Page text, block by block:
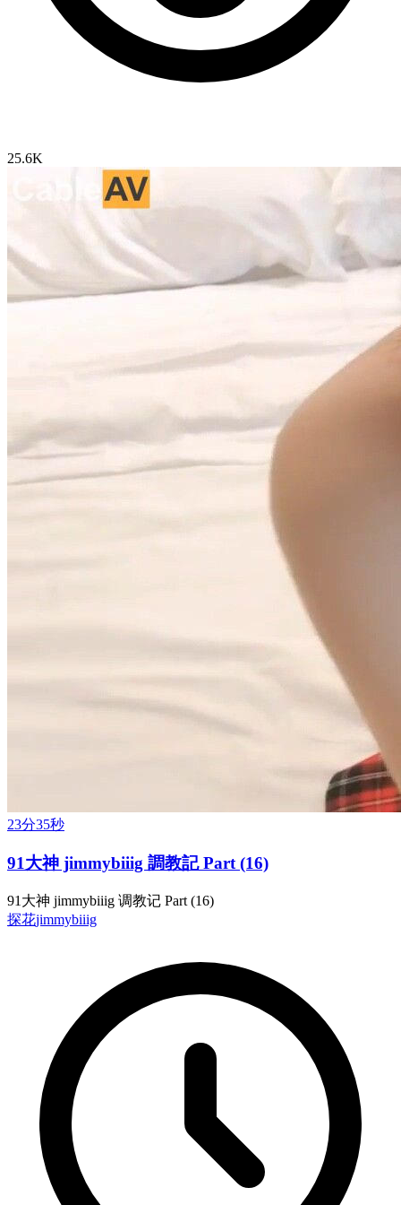
25.6K
23分35秒
91大神 jimmybiiig 調教記 Part (16)
91大神 jimmybiiig 调教记 Part (16)
探花jimmybiiig